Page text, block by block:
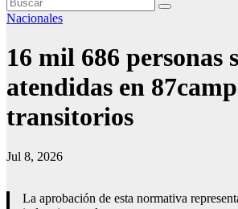
Nacionales
16 mil 686 personas
atendidas en
transitorios
Jul 8, 2026
La aprobación de esta normativa